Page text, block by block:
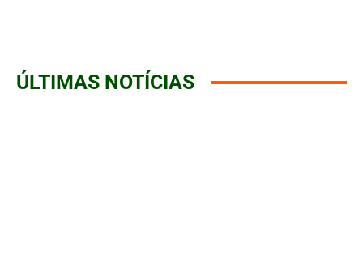
ÚLTIMAS NOTÍCIAS